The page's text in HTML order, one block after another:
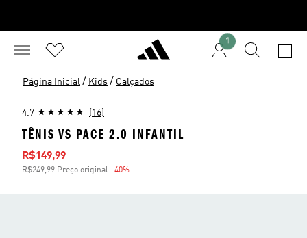
1
Página Inicial / Kids / Calçados
4.7 (16)
TÊNIS VS PACE 2.0 INFANTIL
Preço com desconto
R$149,99
R$249,99 Preço original -40%